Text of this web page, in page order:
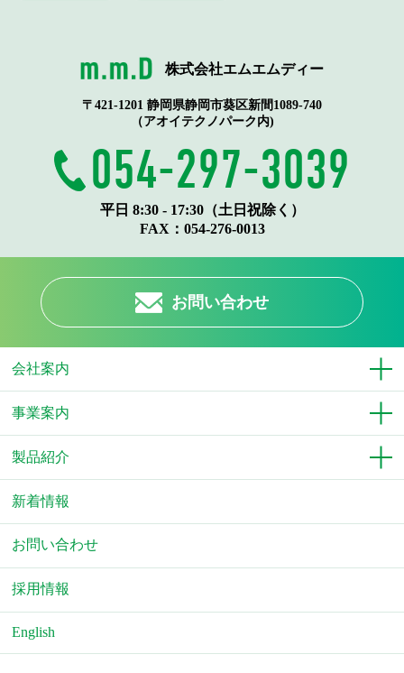
株式会社エムエムディー
〒421-1201 静岡県静岡市葵区新間1089-740
（アオイテクノパーク内)
054-297-3039
平日 8:30 - 17:30（土日祝除く）
FAX： 054-276-0013
お問い合わせ
会社案内
事業案内
製品紹介
新着情報
お問い合わせ
採用情報
English